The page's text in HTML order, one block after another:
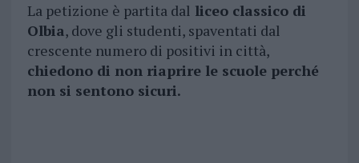
La petizione è partita dal liceo classico di
Olbia, dove gli studenti, spaventati dal
crescente numero di positivi in città,
chiedono di non riaprire le scuole perché
non si sentono sicuri.